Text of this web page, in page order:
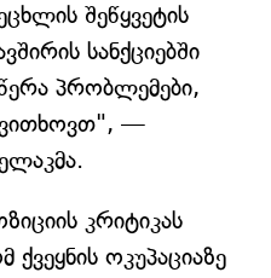
შეწყვეტის
სანქციებში
პრობლემები,
ვითხოვთ", —
კრიტიკას
ოკუპაციაზე